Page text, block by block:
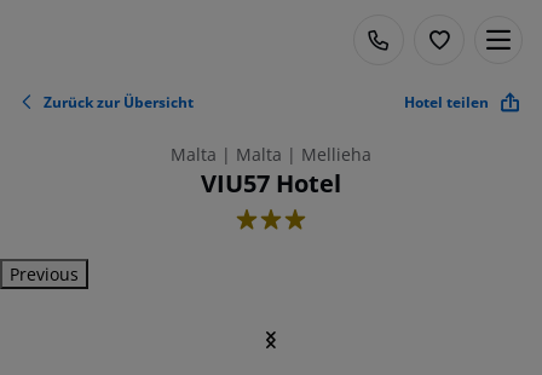
Zurück zur Übersicht Hotel teilen
Malta | Malta | Mellieha
VIU57 Hotel
3
Previous